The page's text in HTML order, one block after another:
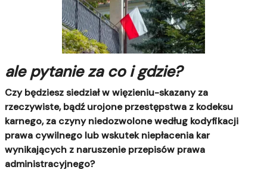
ale pytanie za co i gdzie?
Czy będziesz siedział w więzieniu-skazany za
rzeczywiste, bądź urojone przestępstwa z kodeksu
karnego, za czyny niedozwolone według kodyfikacji
prawa cywilnego lub wskutek niepłacenia kar
wynikających z naruszenie przepisów prawa
administracyjnego?